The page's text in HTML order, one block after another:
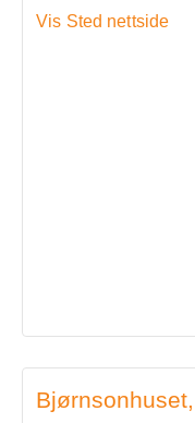
Vis Sted nettside
Bjørnsonhuset,